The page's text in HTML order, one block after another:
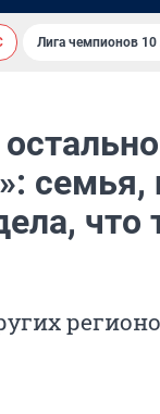
Лига чемпионов 10
семья,
что